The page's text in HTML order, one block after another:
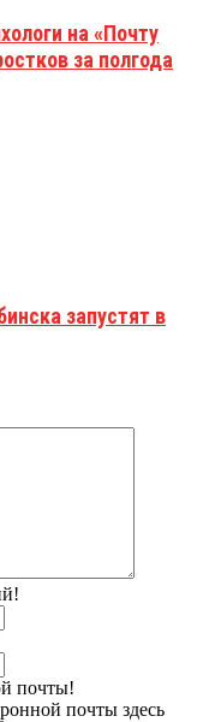
на «Почту
за полгода
запустят в
почты!
почты здесь